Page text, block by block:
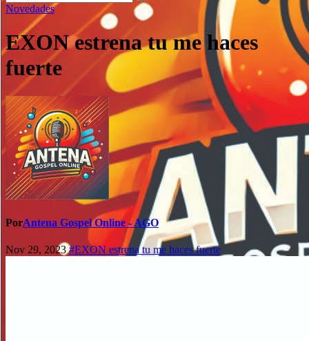
Novedades
EXON estrena tu me haces
fuerte
PorAntena Gospel Online - AGO
Nov 29, 2023#EXON estrena tu me haces fuerte